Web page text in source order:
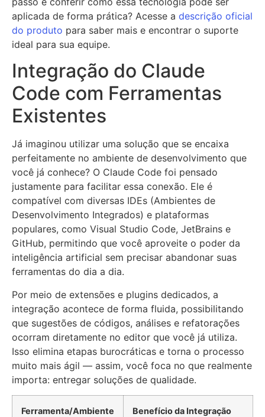
aplicada de forma prática? Acesse a descrição oficial
do produto para saber mais e encontrar o suporte
ideal para sua equipe.
Integração do Claude
Code com Ferramentas
Existentes
Já imaginou utilizar uma solução que se encaixa
perfeitamente no ambiente de desenvolvimento que
você já conhece? O Claude Code foi pensado
justamente para facilitar essa conexão. Ele é
compatível com diversas IDEs (Ambientes de
Desenvolvimento Integrados) e plataformas
populares, como Visual Studio Code, JetBrains e
GitHub, permitindo que você aproveite o poder da
inteligência artificial sem precisar abandonar suas
ferramentas do dia a dia.
Por meio de extensões e plugins dedicados, a
integração acontece de forma fluida, possibilitando
que sugestões de códigos, análises e refatorações
ocorram diretamente no editor que você já utiliza.
Isso elimina etapas burocráticas e torna o processo
muito mais ágil — assim, você foca no que realmente
importa: entregar soluções de qualidade.
Ferramenta/Ambiente
Benefício da Integração